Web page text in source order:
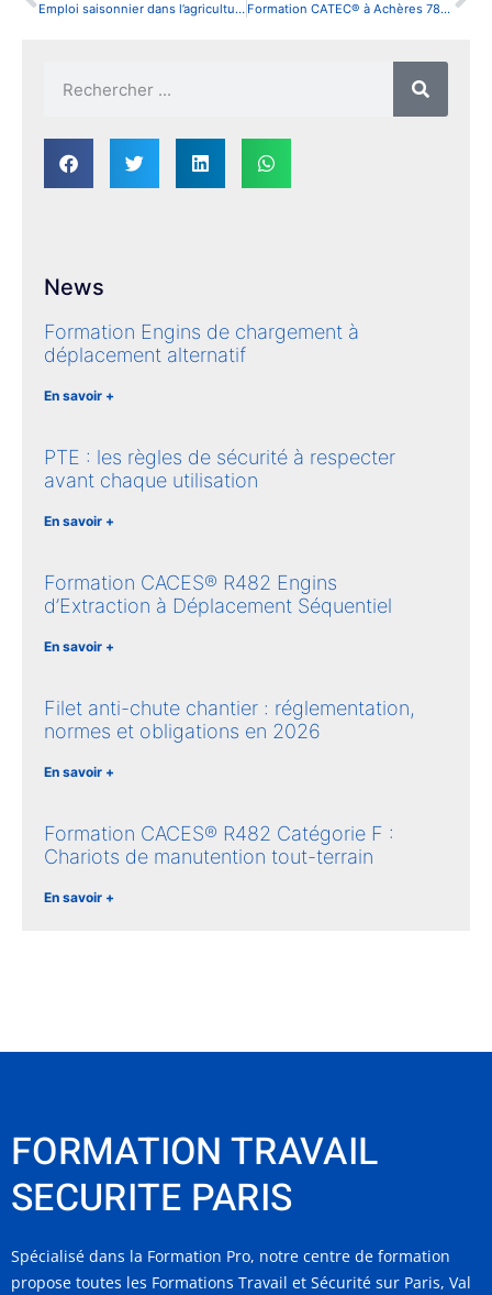
Emploi saisonnier dans l’agriculture : comment le CACES fait la différence (chariot et tracteur) Formation CATEC® à Achères 78260 Sécurité et Certification
News
Formation Engins de chargement à
déplacement alternatif
En savoir +
PTE : les règles de sécurité à respecter
avant chaque utilisation
En savoir +
Formation CACES® R482 Engins
d’Extraction à Déplacement Séquentiel
En savoir +
Filet anti-chute chantier : réglementation,
normes et obligations en 2026
En savoir +
Formation CACES® R482 Catégorie F :
Chariots de manutention tout-terrain
En savoir +
FORMATION TRAVAIL
SECURITE PARIS
Spécialisé dans la Formation Pro, notre centre de formation
propose toutes les Formations Travail et Sécurité sur Paris, Val